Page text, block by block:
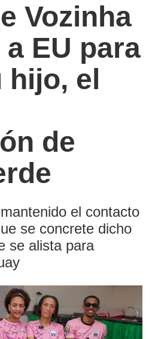
Vozinha
EU para
el
de
el contacto
se concrete dicho
se alista para